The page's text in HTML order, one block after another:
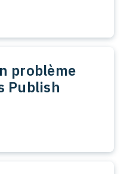
problème
Publish